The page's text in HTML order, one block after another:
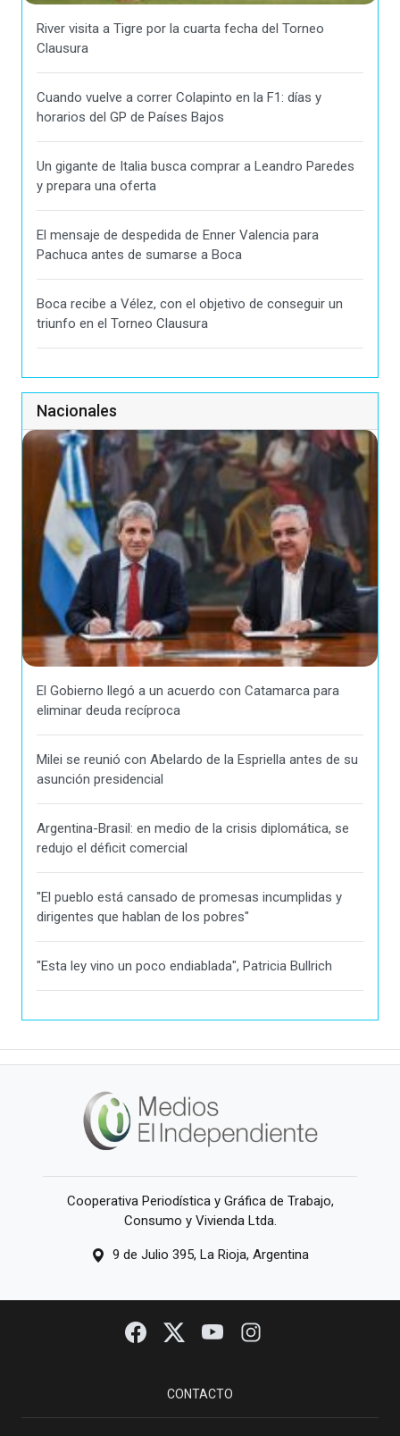
River visita a Tigre por la cuarta fecha del Torneo
Clausura
Cuando vuelve a correr Colapinto en la F1: días y
horarios del GP de Países Bajos
Un gigante de Italia busca comprar a Leandro Paredes
y prepara una oferta
El mensaje de despedida de Enner Valencia para
Pachuca antes de sumarse a Boca
Boca recibe a Vélez, con el objetivo de conseguir un
triunfo en el Torneo Clausura
Nacionales
El Gobierno llegó a un acuerdo con Catamarca para
eliminar deuda recíproca
Milei se reunió con Abelardo de la Espriella antes de su
asunción presidencial
Argentina-Brasil: en medio de la crisis diplomática, se
redujo el déficit comercial
"El pueblo está cansado de promesas incumplidas y
dirigentes que hablan de los pobres"
"Esta ley vino un poco endiablada", Patricia Bullrich
Cooperativa Periodística y Gráfica de Trabajo,
Consumo y Vivienda Ltda.
9 de Julio 395, La Rioja, Argentina
CONTACTO